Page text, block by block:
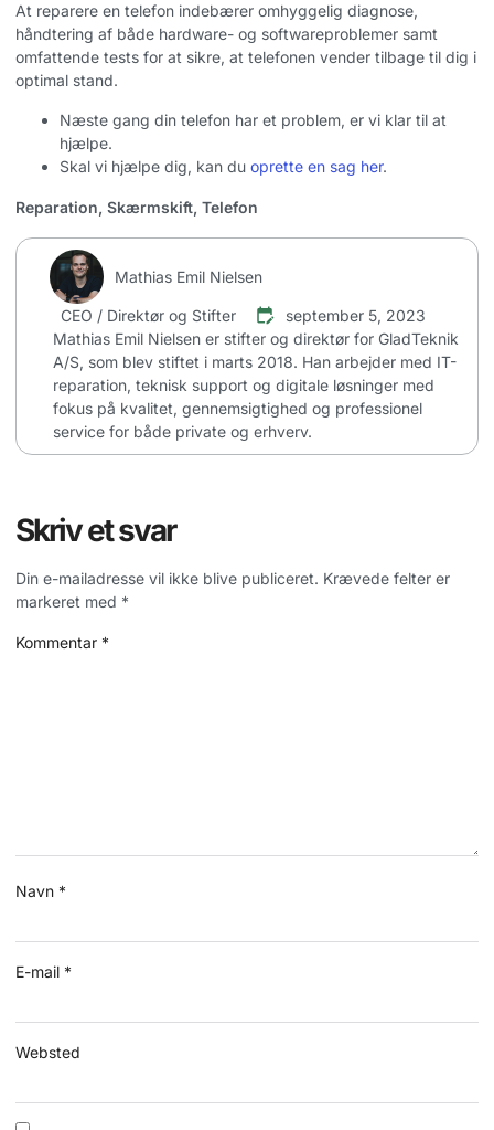
At reparere en telefon indebærer omhyggelig diagnose,
håndtering af både hardware- og softwareproblemer samt
omfattende tests for at sikre, at telefonen vender tilbage til dig i
optimal stand.
Næste gang din telefon har et problem, er vi klar til at
hjælpe.
Skal vi hjælpe dig, kan du oprette en sag her.
Reparation, Skærmskift, Telefon
Mathias Emil Nielsen
CEO / Direktør og Stifter
september 5, 2023
Mathias Emil Nielsen er stifter og direktør for GladTeknik
A/S, som blev stiftet i marts 2018. Han arbejder med IT-
reparation, teknisk support og digitale løsninger med
fokus på kvalitet, gennemsigtighed og professionel
service for både private og erhverv.
Skriv et svar
Din e-mailadresse vil ikke blive publiceret. Krævede felter er
markeret med *
Kommentar *
Navn *
E-mail *
Websted